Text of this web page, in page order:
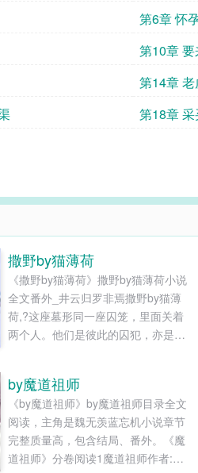
第6章 怀
第10章
第14章
第18章 采
撒野by猫薄荷
《撒野by猫薄荷》撒野by猫薄荷小说
全文番外_井云归罗非焉撒野by猫薄
荷,?这座墓形同一座囚笼，里面关着
两个人。他们是彼此的囚犯，亦是彼
道闪电直插幽深密林，映亮了林莽深
处一座墓冢。一个轻盈矫健的身影，
正冒雨封堵开在墓上的奇特井口。...
by魔道祖师
《by魔道祖师》by魔道祖师目录全文
阅读，主角是魏无羡蓝忘机小说章节
完整质量高，包含结局、番外。《魔
道祖师》分卷阅读1魔道祖师作者:墨